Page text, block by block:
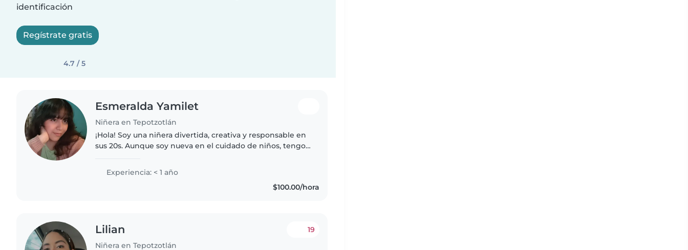
identificación
Regístrate gratis
4.7 / 5
Esmeralda Yamilet
Niñera en Tepotzotlán
¡Hola! Soy una niñera divertida, creativa y responsable en
sus 20s. Aunque soy nueva en el cuidado de niños, tengo
leer cuentos..
Experiencia: < 1 año
$100.00/hora
Lilian
Niñera en Tepotzotlán
19